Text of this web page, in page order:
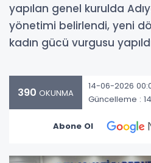
yapılan genel kurulda
yönetimi belirlendi, yeni
kadın gücü vurgusu
390 OKUNMA
14-06-2026
Güncelleme :
Abone Ol